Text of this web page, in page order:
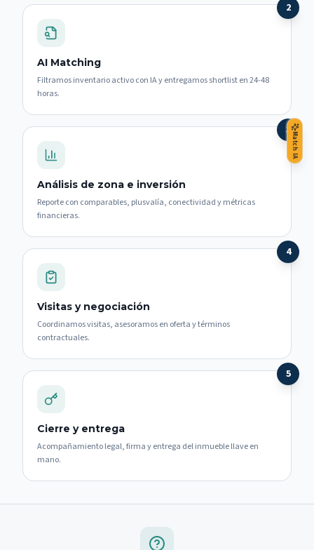
Match IA
2
AI Matching
Filtramos inventario activo con IA y entregamos shortlist en 24-48
horas.
3
Análisis de zona e inversión
Reporte con comparables, plusvalía, conectividad y métricas
financieras.
4
Visitas y negociación
Coordinamos visitas, asesoramos en oferta y términos
contractuales.
5
Cierre y entrega
Acompañamiento legal, firma y entrega del inmueble llave en
mano.